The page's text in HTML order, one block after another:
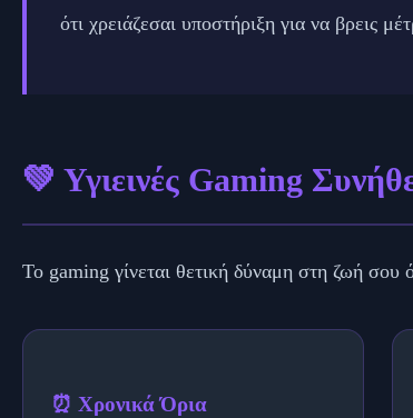
ότι χρειάζεσαι υποστήριξη για να βρεις
💚 Υγιεινές Gaming
Το gaming γίνεται θετική δύναμη στη ζωή σου
⏰ Χρονικά Όρια